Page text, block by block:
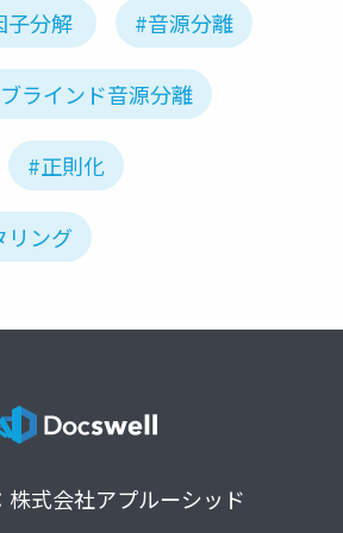
子分解 #音源分離
ラインド音源分離
#正則化
リング
株式会社アプルーシッド